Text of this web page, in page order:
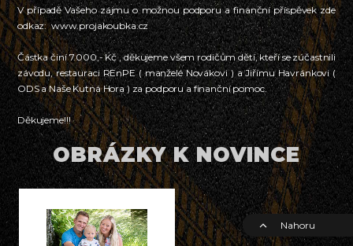
V případě Vašeho zájmu o možnou podporu a finanční příspěvek zde
odkaz: www.projakoubka.cz
Částka činí 7.000,- Kč , děkujeme všem rodičům dětí, kteří se zúčastnili
závodu, restauraci REnPE ( manželé Novákovi ) a Jiřímu Havránkovi (
ODS a Naše Kutná Hora ) za podporu a finanční pomoc.
Děkujeme!!!
OBRÁZKY K NOVINCE
Nahoru